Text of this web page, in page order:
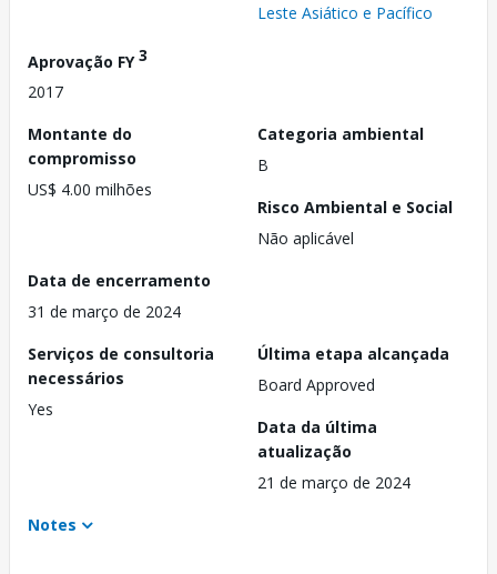
Leste Asiático e Pacífico
Aprovação FY3
2017
Montante do
compromisso
US$ 4.00 milhões
Categoria ambiental
B
Risco Ambiental e Social
Não aplicável
Data de encerramento
31 de março de 2024
Serviços de consultoria
necessários
Yes
Última etapa alcançada
Board Approved
Data da última
atualização
21 de março de 2024
Notes